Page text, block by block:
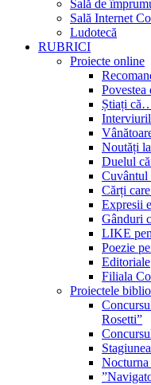
Sală de
Sală Internet
Ludotecă
RUBRICI
Proiecte online
Povestea
Știați
Noutăți
Duelul
Cuvântul
Cărți
Expresii
Gânduri
LIKE
Poezie
Editoriale
Filiala
Proiectele
Rosetti”